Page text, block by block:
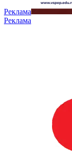
Реклама
Реклама